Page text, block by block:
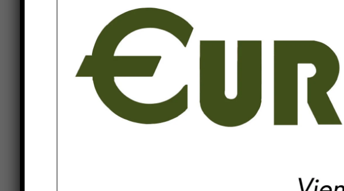
I militari, dopo aver rintracciato l’uomo, hanno provveduto ad
Capanne-Perugia a disposizione dell’Autorità Giudiziaria, ove
Previous article
Nuovo Codice della Strada: ordine del
giorno del Consigliere Comunale
Next
– Il